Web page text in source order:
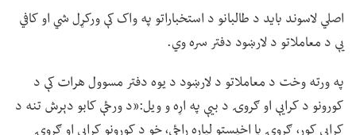
اصلي لاسوند باید د طالبانو د استخباراتو په واک کې ورکړل شي او کافي
یې د معاملاتو د لارښود دفتر سره وي.
په ورته وخت د معاملاتو د لارښود د یوه دفتر مسوول هرات کې د
کورونو د کرایې او ګروۍ د بیې په اړه و ویل:«د ورځې کابو دېرش تنه د
کرايي کور، ګروۍ یا اخیستو لپاره راځي، خو د کورونو کرایې او ګروۍ